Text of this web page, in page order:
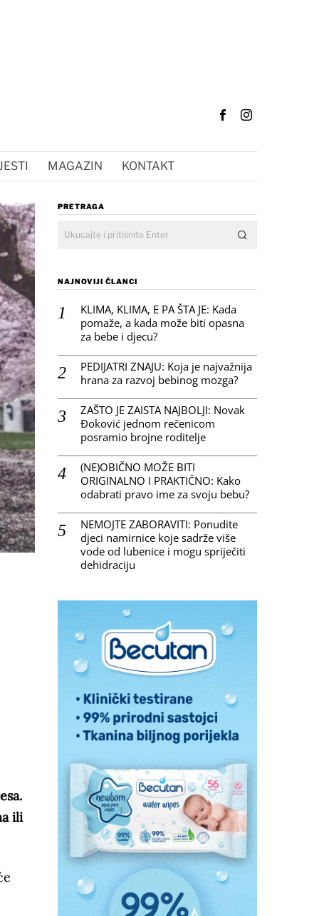
MAGAZIN KONTAKT
ili
PRETRAGA
NAJNOVIJI ČLANCI
KLIMA, KLIMA, E PA ŠTA JE: Kada
pomaže, a kada može biti opasna
za bebe i djecu?
PEDIJATRI ZNAJU: Koja je najvažnija
hrana za razvoj bebinog mozga?
ZAŠTO JE ZAISTA NAJBOLJI: Novak
Đoković jednom rečenicom
posramio brojne roditelje
(NE)OBIČNO MOŽE BITI
ORIGINALNO I PRAKTIČNO: Kako
odabrati pravo ime za svoju bebu?
NEMOJTE ZABORAVITI: Ponudite
djeci namirnice koje sadrže više
vode od lubenice i mogu spriječiti
dehidraciju